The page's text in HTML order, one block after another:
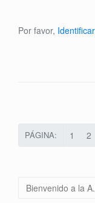
Por favor,
PÁGINA: 1 2